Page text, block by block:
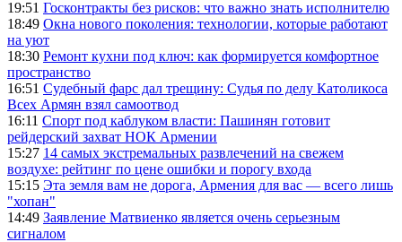
19:51 Госконтракты без рисков: что важно знать исполнителю
18:49 Окна нового поколения: технологии, которые работают
на уют
18:30 Ремонт кухни под ключ: как формируется комфортное
пространство
16:51 Судебный фарс дал трещину: Судья по делу Католикоса
Всех Армян взял самоотвод
16:11 Спорт под каблуком власти: Пашинян готовит
рейдерский захват НОК Армении
15:27 14 самых экстремальных развлечений на свежем
воздухе: рейтинг по цене ошибки и порогу входа
15:15 Эта земля вам не дорога, Армения для вас — всего лишь
"хопан"
14:49 Заявление Матвиенко является очень серьезным
сигналом